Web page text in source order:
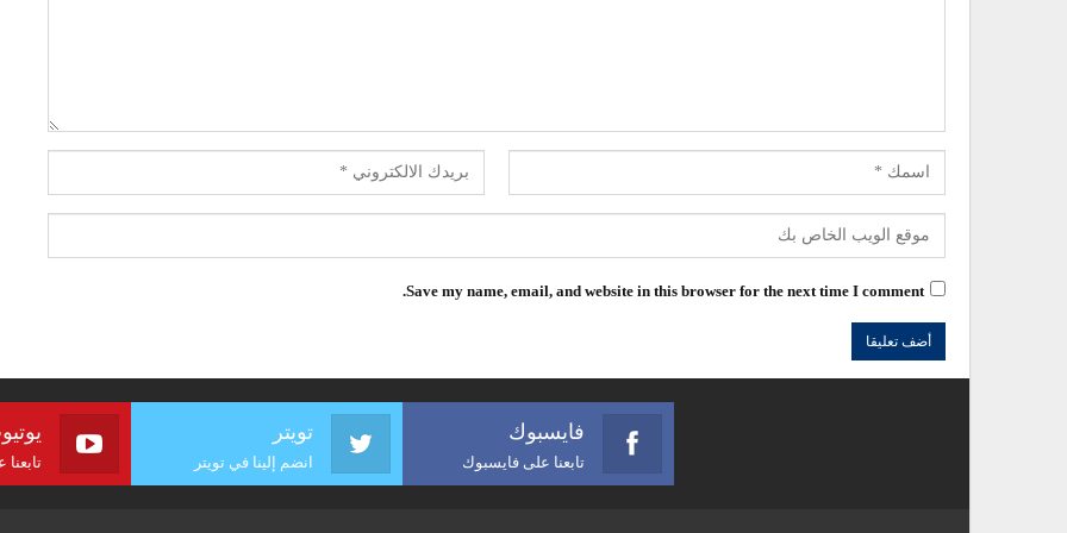
Save my name, email, and website in this browser for the next time I comment.
فايسبوك
تابعنا على فايسبوك
تويتر
انضم إلينا في تويتر